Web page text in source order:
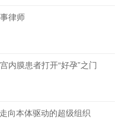
律师
内膜患者打开“好孕”之门
向本体驱动的超级组织